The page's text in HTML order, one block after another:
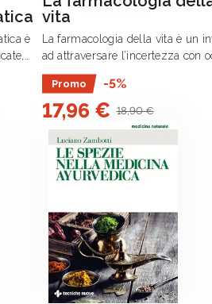
è
privi
vita
La farmacologia della vita è un
ad attraversare l’incertezza con
nuovi.
Promo -5%
17,96 € 18,90 €